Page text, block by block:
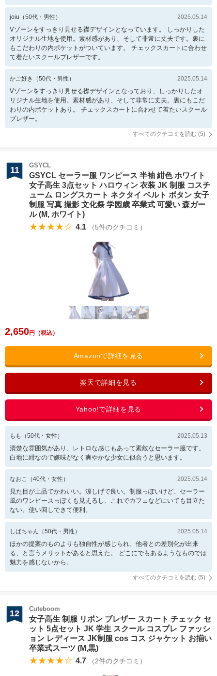
joiu （50代・ 男性 ） 2025.05.14
Vゾーンをすっきり見せる襟デザインとなっています。 しっかりした
オリジナル生地を使用。素材感があり、そして非常に丈夫です。裏に
もこだわりの内ポケットがついています。 チェックスカートに合わせ
て着たいスクールブレザーです。
かご好き （50代・ 男性 ） 2025.05.14
Vゾーンをすっきり見せる襟デザインとなっており、しっかりしたオ
リジナル生地を使用。素材感があり、そして非常に丈夫。裏にもこだ
わりの内ポケットあり。 チェックスカートに合わせて着たいスクール
ブレザー。
すべてのクチコミを読む (5)
11 GSYCL
GSYCL セーラー服 ワンピース 半袖 紺色 ホワイト
女子高生 3点セット ハロウィン 衣装 JK 制服 コスチ
ューム ロングスカート ネクタイ ベルト ボタン 女子
制服 写真 撮影 文化祭 学园歳 卒業式 可愛い 森ガー
ル (M, ホワイト)
★★★★☆ 4.1 （5件のクチコミ）
2,650
もも （50代・ 女性 ） 2025.05.13
清楚な雰囲気があり、レトロな感じもあって素敵なセーラー服です。
白地に紺なので嫌味がなく爽やかな少女に似合うと思います。
なおこ （40代・ 女性 ） 2025.05.14
見た目が上品でかわいい。涼しげで良い。制服っぽいけど、セーラー
風のワンピースっぽくも見えるし、これでカフェなどにいても目立た
ない。使い回しできて便利。
しばちゃん （50代・ 男性 ） 2025.05.14
ほかの提案のものよりも独自性が感じられ、他者との差別化が出来
る、と言うメリットがあると思えた。 どこにでもあるようなものでは
魅力を感じないから。
すべてのクチコミを読む (5)
12 Cuteboom
女子高生 制服 リボン ブレザー スカート チェック セ
ット 5点セット JK 学生 スクール コスプレ ファッシ
ョン レディース JK制服 cos コス ジャケット お揃い
卒業式スーツ (M,黒)
★★★★☆ 4.7 （2件のクチコミ）